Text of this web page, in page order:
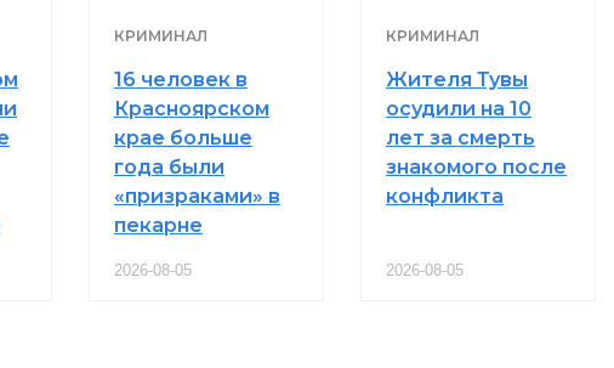
КРИМИНАЛ
16 человек в
Красноярском
крае больше
года были
«призраками» в
пекарне
2026-08-05
КРИМИНАЛ
Жителя Тувы
осудили на 10
лет за смерть
знакомого после
конфликта
2026-08-05